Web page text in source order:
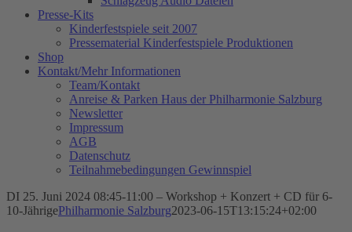
Presse-Kits
Kinderfestspiele seit 2007
Pressematerial Kinderfestspiele Produktionen
Shop
Kontakt/Mehr Informationen
Team/Kontakt
Anreise & Parken Haus der Philharmonie Salzburg
Newsletter
Impressum
AGB
Datenschutz
Teilnahmebedingungen Gewinnspiel
DI 25. Juni 2024 08:45-11:00 – Workshop + Konzert + CD für 6-
10-JährigePhilharmonie Salzburg2023-06-15T13:15:24+02:00